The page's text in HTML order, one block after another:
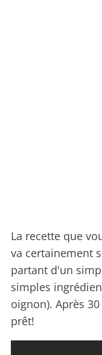
La recette que
va certainement
partant d'un
simples
oignon). Après
prêt!